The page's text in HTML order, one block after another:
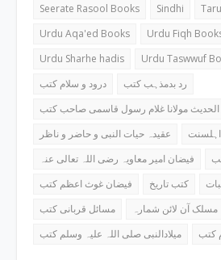
Seerate Rasool Books
Sindhi
Urdu Aqa'ed Books
Urdu Fiqh
Urdu Sharhe hadis
Urdu Taswwuf
درود و سلام کتب
رد بدمذہب کتب
مولانا غلام رسول قاسمی صاحب کتب
عقیدہ حیات النبی و حاضر و ناظر
فیضان امیر معاویہ رضی اللہ تعالی عنہ
فیضان غوث اعظم کتب
کتب تاریخ
مسائل قربانی کتب
مسلک آن لائن شمارہ
میلادالنبی صلی اللہ علیہ وسلم کتب
کتب